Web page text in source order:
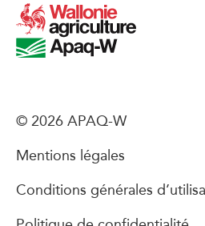
© 2026 APAQ-W
Mentions légales
Conditions générales